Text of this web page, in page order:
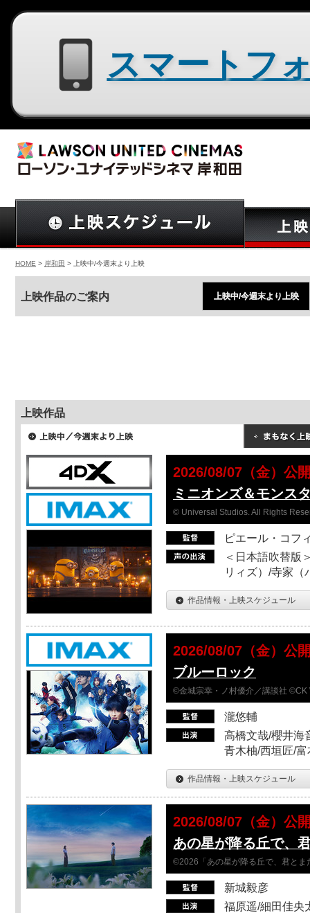
HOME > 岸和田 > 上映中/今週末より上映
上映作品のご案内 上映中/今週末より上映
上映作品
2026/08/07（金）公
ミニオンズ＆モンス
© Universal Studios. All Rights
ピエール・コフ
＜日本語吹替版
リィズ）/寺家（
作品情報・上映スケジュール
2026/08/07（金）公
ブルーロック
©金城宗幸・ノ村優介／講談社 ©CK
瀧悠輔
高橋文哉/櫻井海
青木柚/西垣匠/
作品情報・上映スケジュール
2026/08/07（金）公
あの星が降る丘で、
©2026「あの星が降る丘で、君とま
新城毅彦
福原遥/細田佳央